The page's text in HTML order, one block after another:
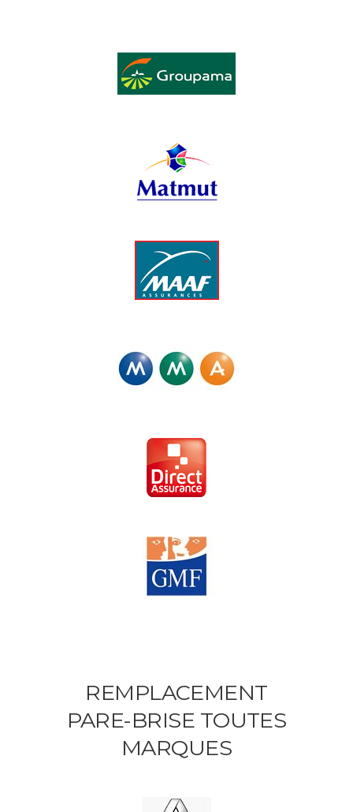
REMPLACEMENT
PARE-BRISE TOUTES
MARQUES